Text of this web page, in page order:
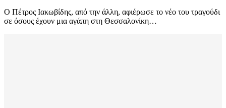
Ο Πέτρος Ιακωβίδης, από την άλλη, αφιέρωσε το νέο του τραγούδι
σε όσους έχουν μια αγάπη στη Θεσσαλονίκη…